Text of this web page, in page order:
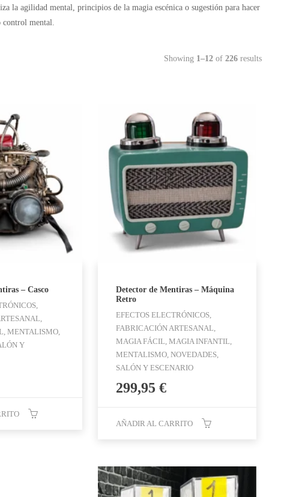
la agilidad mental, principios de la magia escénica o sugestión para hacer
control mental.
Showing 1–12 of 226 results
– Casco
MENTALISMO,
Y
Detector de Mentiras – Máquina
Retro
EFECTOS ELECTRÓNICOS,
FABRICACIÓN ARTESANAL,
MAGIA FÁCIL, MAGIA INFANTIL,
MENTALISMO, NOVEDADES,
SALÓN Y ESCENARIO
299,95€
AÑADIR AL CARRITO